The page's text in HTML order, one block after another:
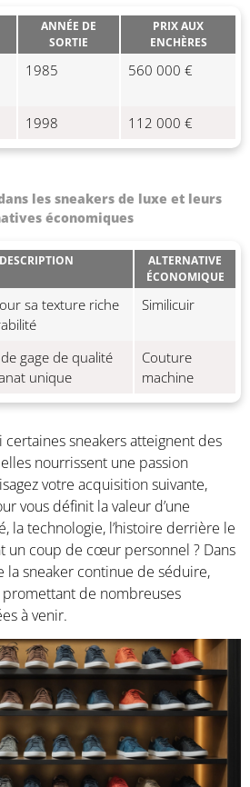
ANNÉE DE
SORTIE
PRIX AUX
ENCHÈRES
1985 560 000 €
1998 112 000 €
les sneakers de luxe et leurs
économiques
DESCRIPTION
ALTERNATIVE
ÉCONOMIQUE
sa texture riche
Similicuir
gage de qualité
unique
Couture
machine
certaines sneakers atteignent des
nourrissent une passion
votre acquisition suivante,
vous définit la valeur d’une
la technologie, l’histoire derrière le
un coup de cœur personnel ? Dans
la sneaker continue de séduire,
promettant de nombreuses
à venir.